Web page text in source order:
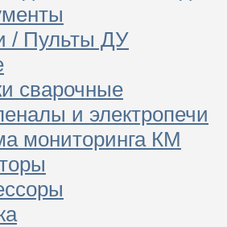
/ Пульты ДУ
сварочные
и электропечи
мониторинга КМ